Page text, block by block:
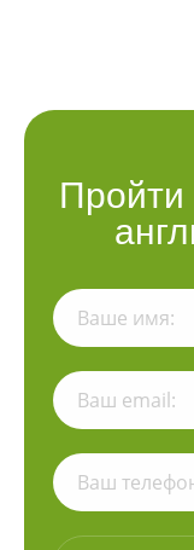
Пройти